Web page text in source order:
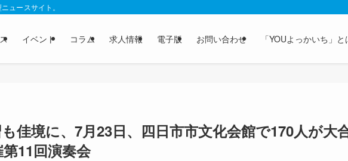
ュースサイト。
イベント コラム 求人情報 電子版 お問い合わせ 「YOUよっかいち」と
佳境に、7月23日、四日市市文化会館で170人が大
11回演奏会